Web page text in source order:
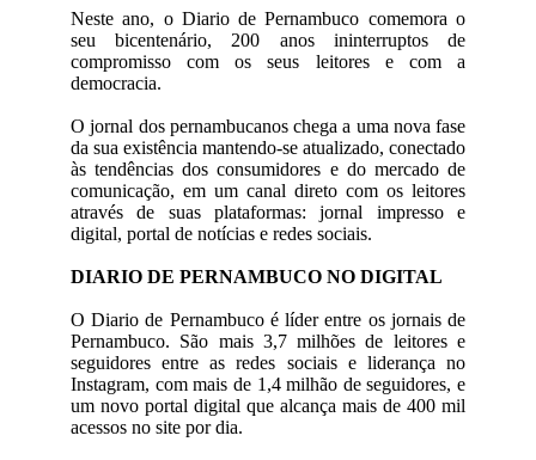
Neste ano, o Diario de Pernambuco comemora o
seu bicentenário, 200 anos ininterruptos de
compromisso com os seus leitores e com a
democracia.
O jornal dos pernambucanos chega a uma nova fase
da sua existência mantendo-se atualizado, conectado
às tendências dos consumidores e do mercado de
comunicação, em um canal direto com os leitores
através de suas plataformas: jornal impresso e
digital, portal de notícias e redes sociais.
DIARIO DE PERNAMBUCO NO DIGITAL
O Diario de Pernambuco é líder entre os jornais de
Pernambuco. São mais 3,7 milhões de leitores e
seguidores entre as redes sociais e liderança no
Instagram, com mais de 1,4 milhão de seguidores, e
um novo portal digital que alcança mais de 400 mil
acessos no site por dia.